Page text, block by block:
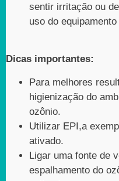
sentir irritação ou
uso do
Dicas importantes:
Para melhores
higienização do
ozônio.
Utilizar EPI,a
ativado.
Ligar uma fonte de
espalhamento do